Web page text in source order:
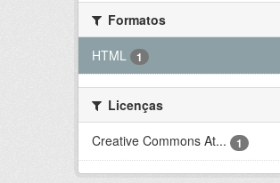
Formatos
HTML
1
Licenças
Creative Commons At...
1